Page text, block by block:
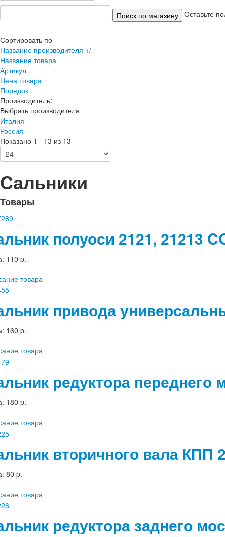
Оставьте
Сортировать по
Название производителя +/-
Название товара
Артикул
Цена товара
Порядок
Производитель:
Выбрать производителя
Италия
Россия
Показано 1 - 13 из 13
Сальники
Товары
полуоси 2121, 21213
110 p.
товара
привода
160 p.
товара
редуктора переднего
180 p.
товара
вторичного вала
80 p.
товара
редуктора заднего